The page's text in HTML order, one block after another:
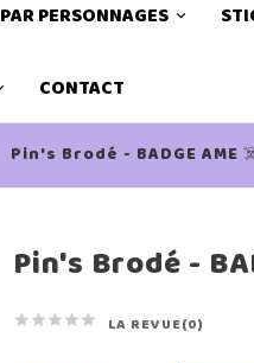
PAR PERSONNAGES
CONTACT
Pin's Brodé - BADGE AME
Pin's Brodé -
     LA REVUE(0)